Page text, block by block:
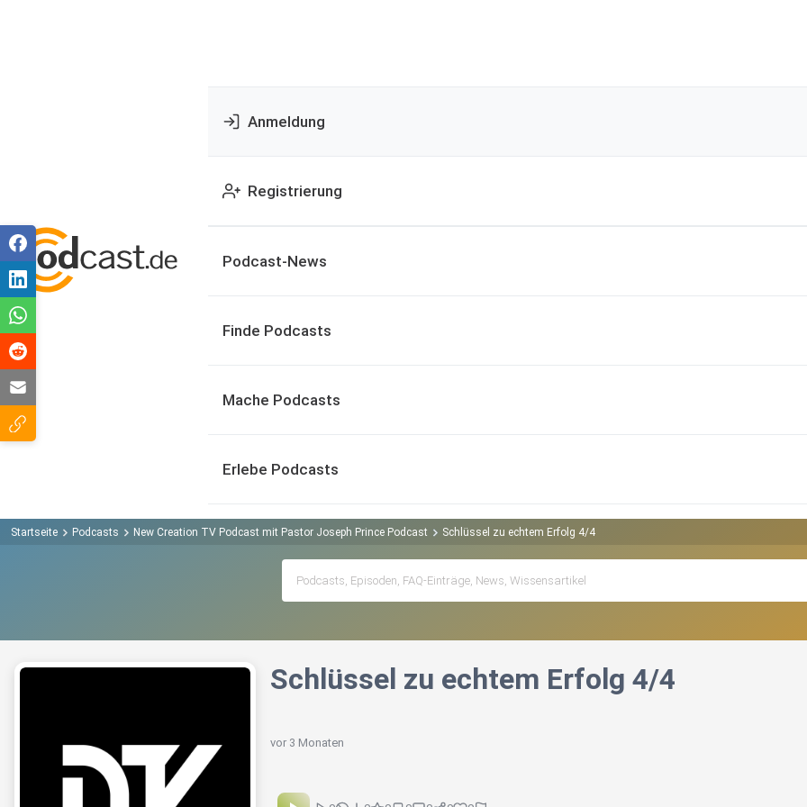
Anmeldung
Registrierung
Podcast-News
Finde Podcasts
Mache Podcasts
Erlebe Podcasts
Startseite Podcasts New Creation TV Podcast mit Pastor Joseph Prince Podcast Schlüssel zu echtem Erfolg 4/4
Schlüssel zu echtem Erfolg 4/4
vor 3 Monaten